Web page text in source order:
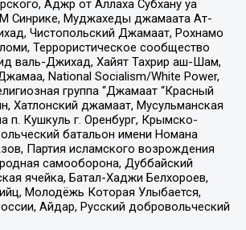
Аджр от Аллаха Субхану уа
Синрике, Муджахеды джамаата Ат-
Чистопольский Джамаат, Рохнамо
Террористическое сообщество
валь-Джихад, Хайят Тахрир аш-Шам,
National Socialism/White Power,
группа “Джамаат “Красный
Хатлонский джамаат, Мусульманская
п. Кушкуль г. Оренбург, Крымско-
батальон имени Номана
Партия исламского возрождения
самооборона, Дуббайский
ячейка, Батал-Хаджи Белхороев,
Молодёжь Которая Улыбается,
Айдар, Русский добровольческий